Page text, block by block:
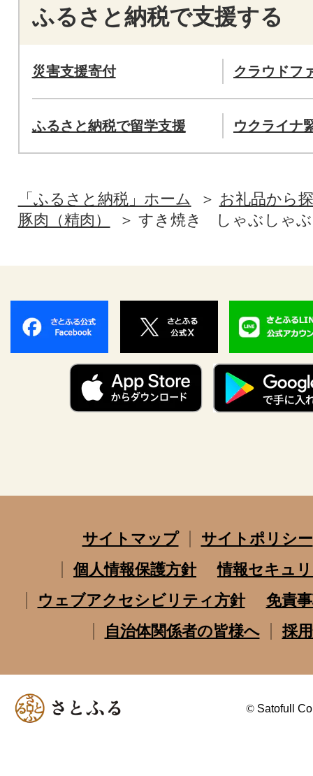
ふるさと納税で支援する
災害支援寄付 クラウドフ
ふるさと納税で留学支援 ウクライナ
「ふるさと納税」ホーム
お礼品から
豚肉（精肉）
すき焼き しゃぶしゃぶ
サイトマップ
サイトポリシー
個人情報保護方針
情報セキュ
ウェブアクセシビリティ方針
免責
自治体関係者の皆様へ
採
© Satofull